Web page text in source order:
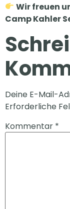
Wir freuen
Camp Kahler
Deine E-Mail-
Erforderliche
Kommentar *